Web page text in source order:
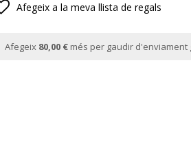
Afegeix a la meva llista de regals
Afegeix 80,00 € més per gaudir d'enviament